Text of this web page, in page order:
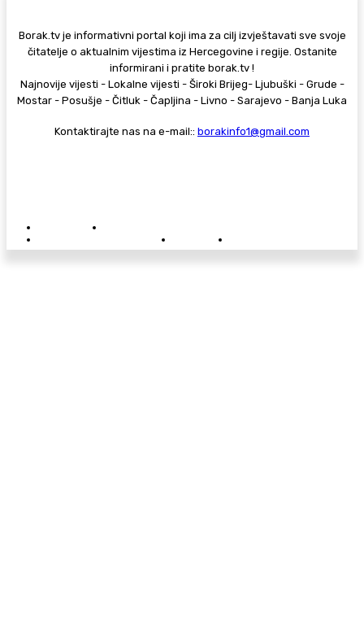
Borak.tv je informativni portal koji ima za cilj izvještavati sve svoje
čitatelje o aktualnim vijestima iz Hercegovine i regije. Ostanite
informirani i pratite borak.tv !
Najnovije vijesti - Lokalne vijesti - Široki Brijeg- Ljubuški - Grude -
Mostar - Posušje - Čitluk - Čapljina - Livno - Sarajevo - Banja Luka
Kontaktirajte nas na e-mail:: borakinfo1@gmail.com